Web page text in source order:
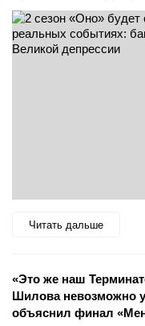
Читать дальше
«Это же наш
Шилова невозможно
объяснил финал